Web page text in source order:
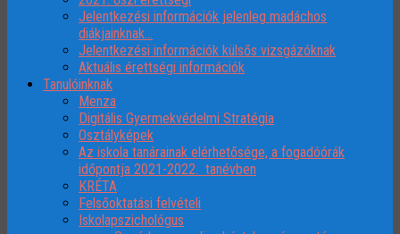
Jelentkezési információk jelenleg madáchos
diákjainknak…
Jelentkezési információk külsős vizsgázóknak
Aktuális érettségi információk
Tanulóinknak
Menza
Digitális Gyermekvédelmi Stratégia
Osztályképek
Az iskola tanárainak elérhetősége, a fogadóórák
időpontja 2021-2022. tanévben
KRÉTA
Felsőoktatási felvételi
Iskolapszichológus